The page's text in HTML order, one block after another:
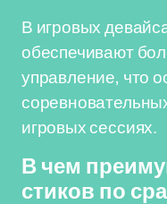
В игровых
обеспечивают
управление, что
игровых сессиях.
В чем
стиков по